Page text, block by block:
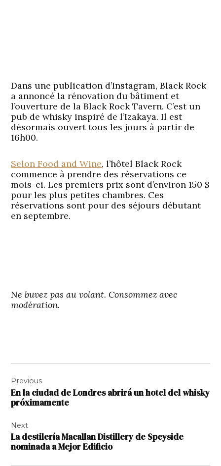
Dans une publication d’Instagram, Black Rock
a annoncé la rénovation du bâtiment et
l’ouverture de la Black Rock Tavern. C’est un
pub de whisky inspiré de l’Izakaya. Il est
désormais ouvert tous les jours à partir de
16h00.
Selon Food and Wine, l’hôtel Black Rock
commence à prendre des réservations ce
mois-ci. Les premiers prix sont d’environ 150 $
pour les plus petites chambres. Ces
réservations sont pour des séjours débutant
en septembre.
Ne buvez pas au volant. Consommez avec
modération.
de
l’article
Previous
En la ciudad de Londres abrirá un hotel del whisky
próximamente
Next
La destilería Macallan Distillery de Speyside
nominada a Mejor Edificio